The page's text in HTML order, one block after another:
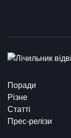
Поради
Різне
Статті
Прес-релізи